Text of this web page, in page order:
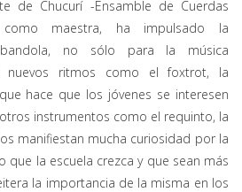
de Chucurí -Ensamble de Cuerdas
maestra, ha impulsado la
no sólo para la música
nuevos ritmos como el foxtrot, la
hace que los jóvenes se interesen
instrumentos como el requinto, la
manifiestan mucha curiosidad por la
que la escuela crezca y que sean más
la importancia de la misma en los